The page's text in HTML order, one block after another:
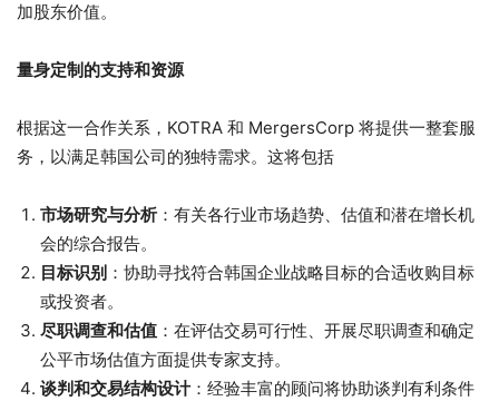
加股东价值。
量身定制的支持和资源
根据这一合作关系，KOTRA 和 MergersCorp 将提供一整套服
务，以满足韩国公司的独特需求。这将包括
市场研究与分析：有关各行业市场趋势、估值和潜在增长机
会的综合报告。
目标识别 ：协助寻找符合韩国企业战略目标的合适收购目标
或投资者。
尽职调查和估值 ：在评估交易可行性、开展尽职调查和确定
公平市场估值方面提供专家支持。
谈判和交易结构设计：经验丰富的顾问将协助谈判有利条件